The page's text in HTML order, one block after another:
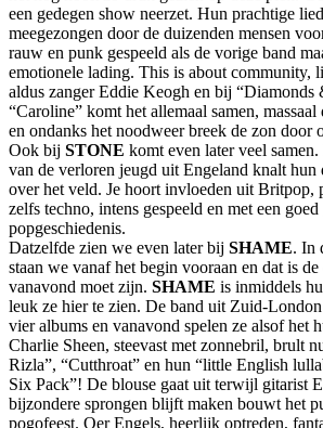
een gedegen show neerzet. Hun prachtige
meegezongen door de duizenden mensen
rauw en punk gespeeld als de vorige band
emotionele lading. This is about community,
aldus zanger Eddie Keogh en bij “Diamonds
“Caroline” komt het allemaal samen,
en ondanks het noodweer breek de zon door
Ook bij STONE komt even later veel
van de verloren jeugd uit Engeland knalt hun
over het veld. Je hoort invloeden uit Britpop,
zelfs techno, intens gespeeld en met een
popgeschiedenis.
Datzelfde zien we even later bij SHAME. In
staan we vanaf het begin vooraan en dat is
vanavond moet zijn. SHAME is inmiddels
leuk ze hier te zien. De band uit Zuid-
vier albums en vanavond spelen ze alsof het
Charlie Sheen, steevast met zonnebril, brult
Rizla”, “Cutthroat” en hun “little English
Six Pack”! De blouse gaat uit terwijl gitarist
bijzondere sprongen blijft maken bouwt het
pogofeest. Oer Engels, heerlijk optreden,